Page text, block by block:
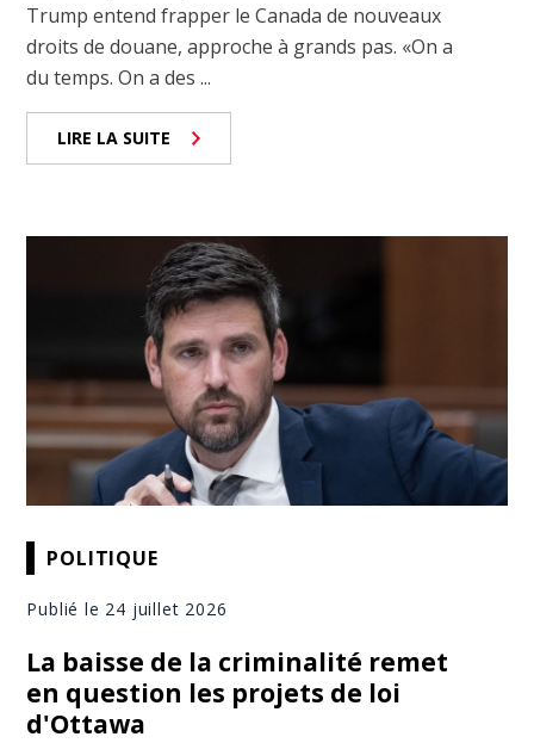
Trump entend frapper le Canada de nouveaux
droits de douane, approche à grands pas. «On a
du temps. On a des ...
LIRE LA SUITE
POLITIQUE
Publié le 24 juillet 2026
La baisse de la criminalité remet
en question les projets de loi
d'Ottawa